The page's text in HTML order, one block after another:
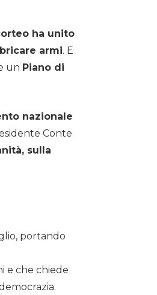
ha unito
armi. E
un Piano di
nazionale
Conte
sulla
portando
e che chiede